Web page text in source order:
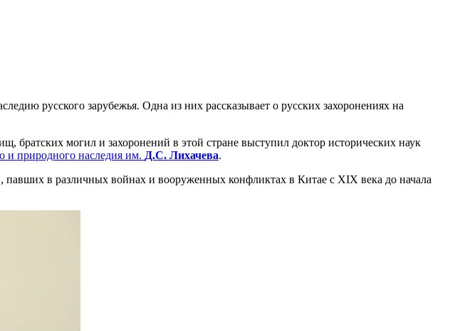
русского зарубежья. Одна из них рассказывает о русских захоронениях на
братских могил и захоронений в этой стране выступил доктор исторических наук
и природного наследия им. Д.С. Лихачева.
павших в различных войнах и вооруженных конфликтах в Китае с XIX века до начала